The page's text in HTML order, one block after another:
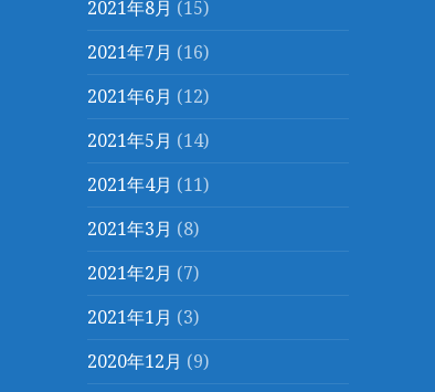
2021年8月 (15)
2021年7月 (16)
2021年6月 (12)
2021年5月 (14)
2021年4月 (11)
2021年3月 (8)
2021年2月 (7)
2021年1月 (3)
2020年12月 (9)